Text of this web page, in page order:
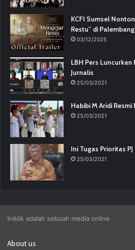
KCFI Sumsel
Restu” di
03/12/2025
LBH Pers
Jurnalis
25/03/2021
Habibi M Aridi Resmi
25/03/2021
Ini Tugas Prioritas PJ
25/03/2021
Iniklik adalah sebuah media online
About us